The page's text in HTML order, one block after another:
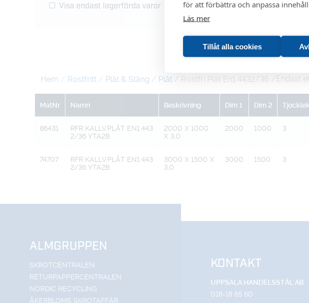
för att förbättra och anpassa
Läs mer
Tillåt alla cookies
Visa endast lagerförda varor
Hem / Rostfritt / Plåt & Stång / Plåt / Rostfri Plåt En1.4432/36 / Endast
MatNr Namn Beskrivning Dim 1 Dim 2 Tjocklek
86431
RFR KALLV.PLÅT EN1.443
2/36 YTA2B
2000 X 1000
X 3,0
2000 1000 3
74707
RFR KALLV.PLÅT EN1.443
2/36 YTA2B
3000 X 1500 X
3,0
3000 1500 3
ALMGRUPPEN
SKROTCENTRALEN
RETURPAPPERCENTRALEN
NORDIC RECYCLING
ÅKERBLOMS SKROTAFFÄR
KONTAKT
UPPSALA HANDELSSTÅL AB
018-18 65 60